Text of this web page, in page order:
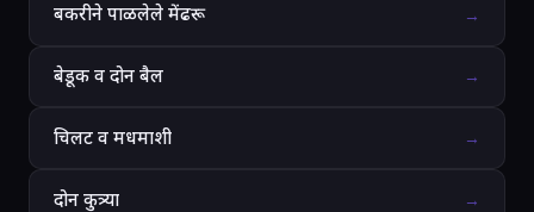
बकरीने पाळलेले मेंढरू →
बेडूक व दोन बैल →
चिलट व मधमाशी →
दोन कुत्र्या →